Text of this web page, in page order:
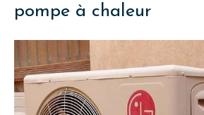
pompe à chaleur